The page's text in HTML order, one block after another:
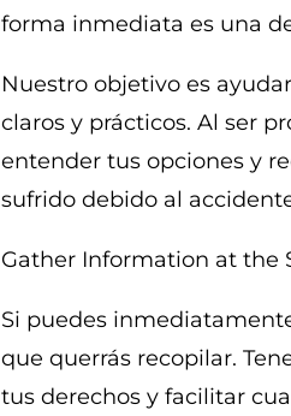
forma inmediata es una
Nuestro objetivo es
claros y prácticos. Al ser
entender tus opciones y
sufrido debido al
Gather Information at the
Si puedes
que querrás recopilar.
tus derechos y facilitar